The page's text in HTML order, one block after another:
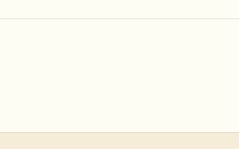
外科・消化器内科なども経験。
き産後ケアの必要性を感じる。
ながら、産院で出産にも関わる。